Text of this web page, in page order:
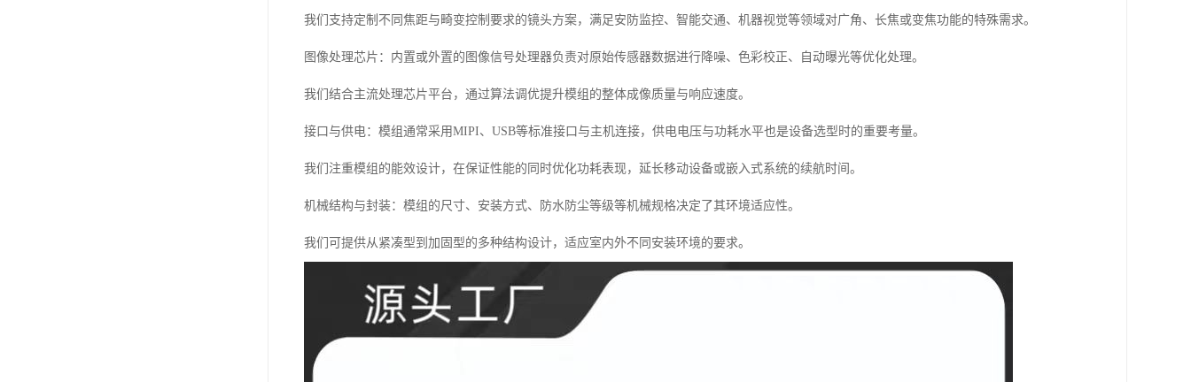
我们支持定制不同焦距与畸变控制要求的镜头方案，满足安防监控、智能交通、机器视觉等领域对广角、长焦或变焦功能的特殊需求。
图像处理芯片：内置或外置的图像信号处理器负责对原始传感器数据进行降噪、色彩校正、自动曝光等优化处理。
我们结合主流处理芯片平台，通过算法调优提升模组的整体成像质量与响应速度。
接口与供电：模组通常采用MIPI、USB等标准接口与主机连接，供电电压与功耗水平也是设备选型时的重要考量。
我们注重模组的能效设计，在保证性能的同时优化功耗表现，延长移动设备或嵌入式系统的续航时间。
机械结构与封装：模组的尺寸、安装方式、防水防尘等级等机械规格决定了其环境适应性。
我们可提供从紧凑型到加固型的多种结构设计，适应室内外不同安装环境的要求。